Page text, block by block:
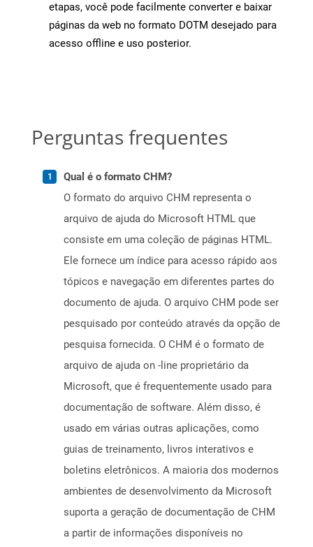
etapas, você pode facilmente converter e baixar
páginas da web no formato DOTM desejado para
acesso offline e uso posterior.
Perguntas frequentes
Qual é o formato CHM?
O formato do arquivo CHM representa o
arquivo de ajuda do Microsoft HTML que
consiste em uma coleção de páginas HTML.
Ele fornece um índice para acesso rápido aos
tópicos e navegação em diferentes partes do
documento de ajuda. O arquivo CHM pode ser
pesquisado por conteúdo através da opção de
pesquisa fornecida. O CHM é o formato de
arquivo de ajuda on -line proprietário da
Microsoft, que é frequentemente usado para
documentação de software. Além disso, é
usado em várias outras aplicações, como
guias de treinamento, livros interativos e
boletins eletrônicos. A maioria dos modernos
ambientes de desenvolvimento da Microsoft
suporta a geração de documentação de CHM
a partir de informações disponíveis no